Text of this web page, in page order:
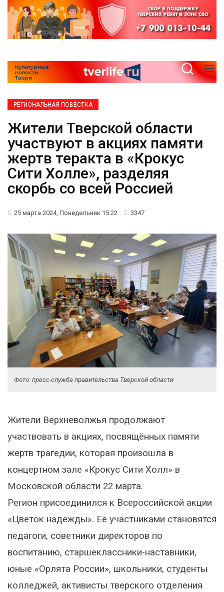
РЕГИОНАЛЬНАЯ ПОВЕСТКА
Жители Тверской области
участвуют в акциях памяти
жертв теракта в «Крокус
Сити Холле», разделяя
скорбь со всей Россией
25 марта 2024, Понедельник 15:22 3347
Фото: пресс-служба правительства Тверской области
Жители Верхневолжья продолжают
участвовать в акциях, посвящённых памяти
жертв трагедии, которая произошла в
концертном зале «Крокус Сити Холл» в
Московской области 22 марта.
Регион присоединился к Всероссийской акции
«Цветок надежды». Её участниками становятся
педагоги, советники директоров по
воспитанию, старшеклассники-наставники,
юные «Орлята России», школьники, студенты
колледжей, активисты тверского отделения